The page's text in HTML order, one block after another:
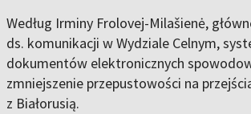
Według Irminy Frolovej-Milašienė,
ds. komunikacji w Wydziale Celnym,
dokumentów elektronicznych
zmniejszenie przepustowości na
z Białorusią.